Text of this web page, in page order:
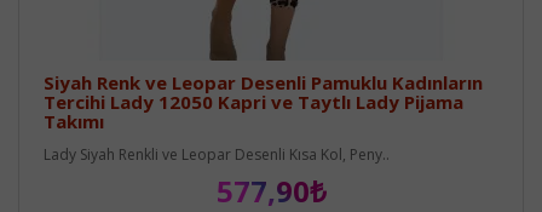
Siyah Renk ve Leopar Desenli Pamuklu Kadınların
Tercihi Lady 12050 Kapri ve Taytlı Lady Pijama
Takımı
Lady Siyah Renkli ve Leopar Desenli Kısa Kol, Peny..
577,90₺